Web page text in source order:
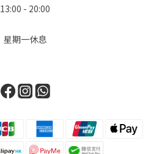
13:00 - 20:00
星期一休息